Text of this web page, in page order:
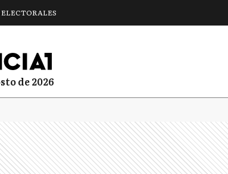
de 2026